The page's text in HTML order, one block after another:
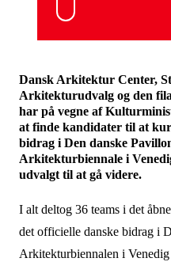
Dansk Arkitektur Center,
Arkitekturudvalg og den
har på vegne af
at finde kandidater til at
bidrag i Den danske
Arkitekturbiennale i
udvalgt til at gå videre.
I alt deltog 36 teams i det
det officielle danske bidrag i
Arkitekturbiennalen i